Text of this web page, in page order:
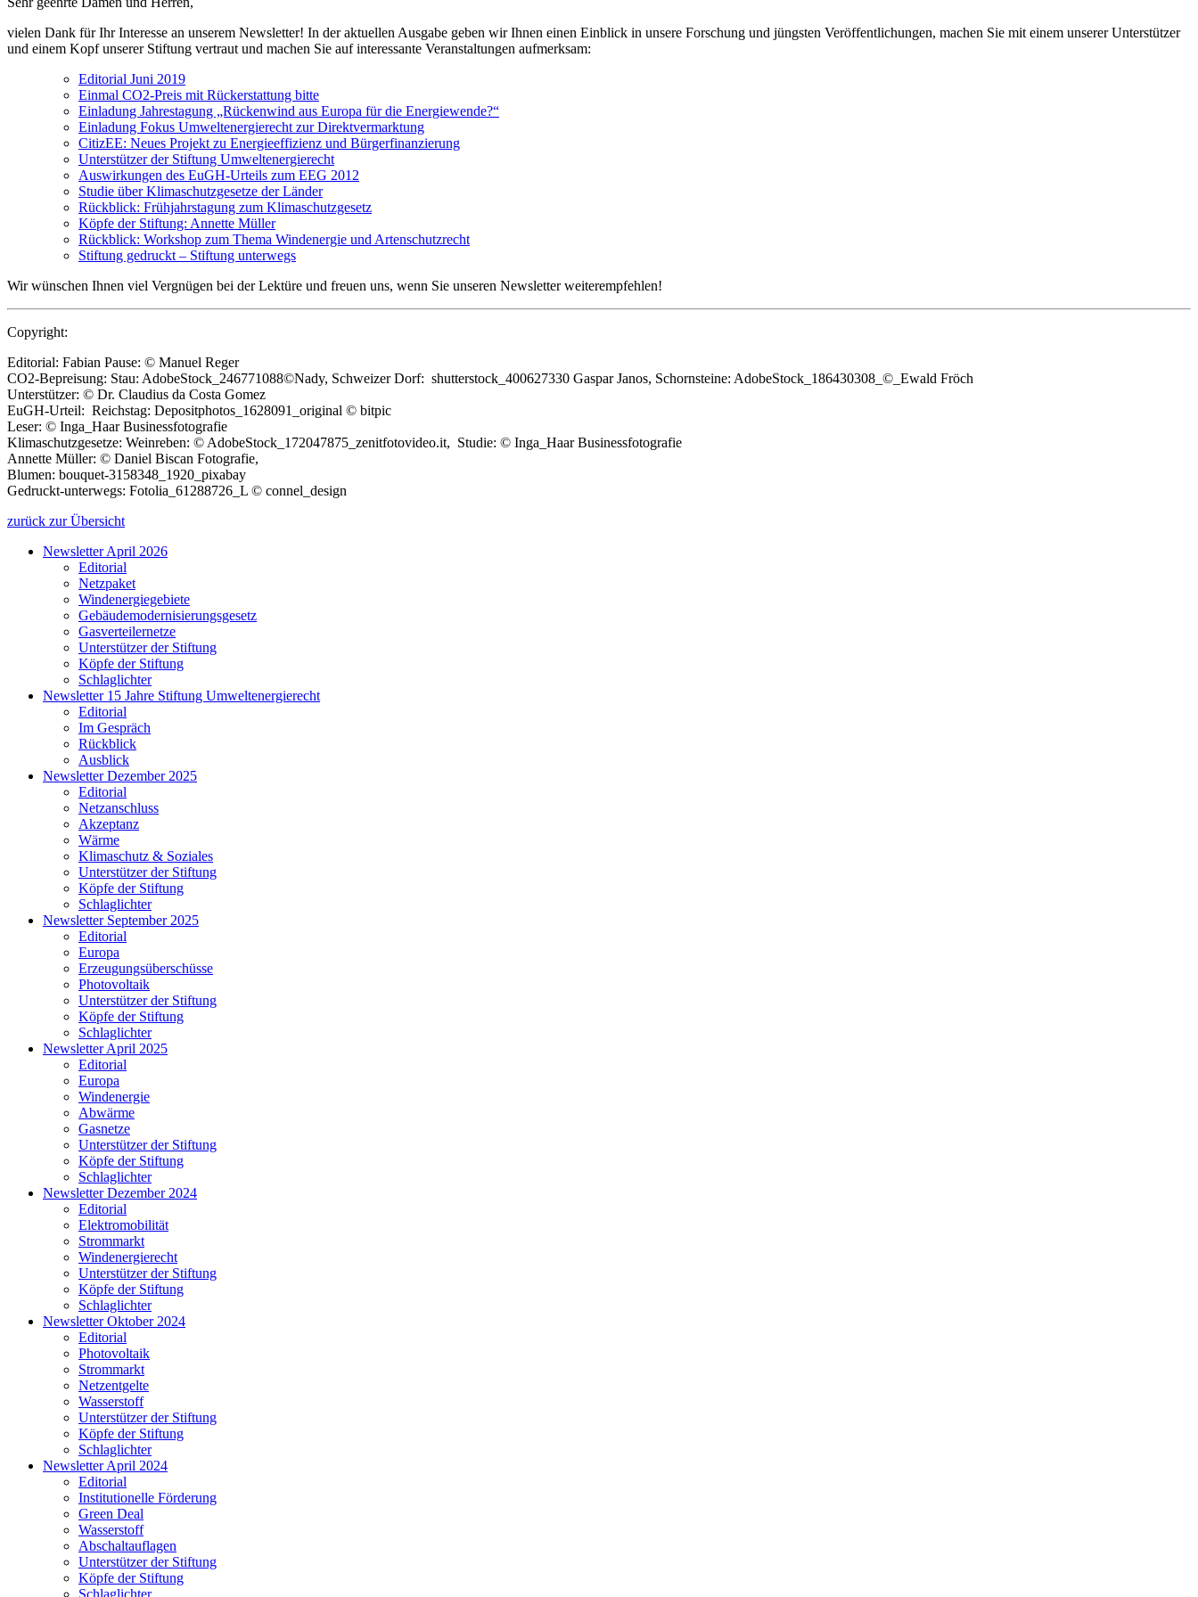
vielen Dank für Ihr Interesse an unserem Newsletter! In der aktuellen Ausgabe geben wir Ihnen einen Einblick in unsere Forschung und jüngsten Veröffentlichungen, machen Sie mit einem unserer Unterstützer
und einem Kopf unserer Stiftung vertraut und machen Sie auf interessante Veranstaltungen aufmerksam:
Editorial Juni 2019
Einmal CO2-Preis mit Rückerstattung bitte
Einladung Jahrestagung „Rückenwind aus Europa für die Energiewende?“
Einladung Fokus Umweltenergierecht zur Direktvermarktung
CitizEE: Neues Projekt zu Energieeffizienz und Bürgerfinanzierung
Unterstützer der Stiftung Umweltenergierecht
Auswirkungen des EuGH-Urteils zum EEG 2012
Studie über Klimaschutzgesetze der Länder
Rückblick: Frühjahrstagung zum Klimaschutzgesetz
Köpfe der Stiftung: Annette Müller
Rückblick: Workshop zum Thema Windenergie und Artenschutzrecht
Stiftung gedruckt – Stiftung unterwegs
Wir wünschen Ihnen viel Vergnügen bei der Lektüre und freuen uns, wenn Sie unseren Newsletter weiterempfehlen!
Copyright:
Editorial: Fabian Pause: © Manuel Reger
CO2-Bepreisung: Stau: AdobeStock_246771088©Nady, Schweizer Dorf: shutterstock_400627330 Gaspar Janos, Schornsteine: AdobeStock_186430308_©_Ewald Fröch
Unterstützer: © Dr. Claudius da Costa Gomez
EuGH-Urteil: Reichstag: Depositphotos_1628091_original © bitpic
Leser: © Inga_Haar Businessfotografie
Klimaschutzgesetze: Weinreben: © AdobeStock_172047875_zenitfotovideo.it, Studie: © Inga_Haar Businessfotografie
Annette Müller: © Daniel Biscan Fotografie,
Blumen: bouquet-3158348_1920_pixabay
Gedruckt-unterwegs: Fotolia_61288726_L © connel_design
zurück zur Übersicht
Newsletter April 2026
Editorial
Netzpaket
Windenergiegebiete
Gebäudemodernisierungsgesetz
Gasverteilernetze
Unterstützer der Stiftung
Köpfe der Stiftung
Schlaglichter
Newsletter 15 Jahre Stiftung Umweltenergierecht
Editorial
Im Gespräch
Rückblick
Ausblick
Newsletter Dezember 2025
Editorial
Netzanschluss
Akzeptanz
Wärme
Klimaschutz & Soziales
Unterstützer der Stiftung
Köpfe der Stiftung
Schlaglichter
Newsletter September 2025
Editorial
Europa
Erzeugungsüberschüsse
Photovoltaik
Unterstützer der Stiftung
Köpfe der Stiftung
Schlaglichter
Newsletter April 2025
Editorial
Europa
Windenergie
Abwärme
Gasnetze
Unterstützer der Stiftung
Köpfe der Stiftung
Schlaglichter
Newsletter Dezember 2024
Editorial
Elektromobilität
Strommarkt
Windenergierecht
Unterstützer der Stiftung
Köpfe der Stiftung
Schlaglichter
Newsletter Oktober 2024
Editorial
Photovoltaik
Strommarkt
Netzentgelte
Wasserstoff
Unterstützer der Stiftung
Köpfe der Stiftung
Schlaglichter
Newsletter April 2024
Editorial
Institutionelle Förderung
Green Deal
Wasserstoff
Abschaltauflagen
Unterstützer der Stiftung
Köpfe der Stiftung
Schlaglichter